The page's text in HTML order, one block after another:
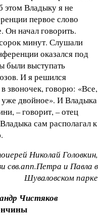
этом Владыку я не
первое слово
Он начал говорить.
минут. Слушали
оказался под
были выступать
И я решился
звоночек, говорю: «Все,
двойное». И Владыка
– говорит, – отец
сам располагал к
Николай Головкин,
свв.апп.Петра и Павла в
Шуваловском парке
Чистяков